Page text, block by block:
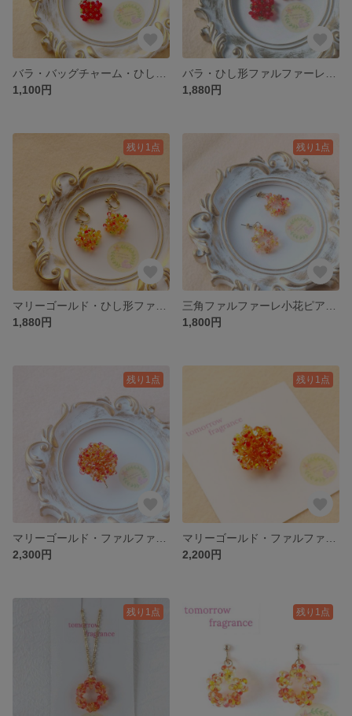
1,100円
1,880円
残り1点
1,880円
残り1点
1,800円
残り1点
2,300円
残り1点
2,200円
残り1点 残り1点